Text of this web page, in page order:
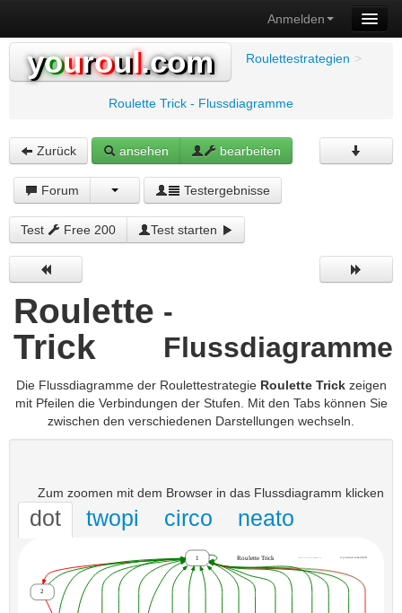
Anmelden
youroul.com Roulettestrategien >
Roulette Trick - Flussdiagramme
Zurück ansehen bearbeiten
Forum Testergebnisse
Test Free 200 Test starten
Roulette
Trick
-
Flussdiagramme
Die Flussdiagramme der Roulettestrategie Roulette Trickzeigen
mit Pfeilen die Verbindungen der Stufen. Mit den Tabs können Sie
zwischen den verschiedenen Darstellungen wechseln.
Zum zoomen mit dem Browser in das Flussdiagramm klicken
dot twopi circo neato